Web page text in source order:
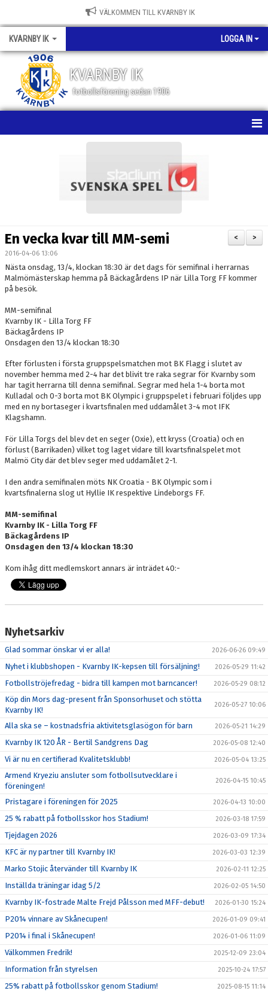
VÄLKOMMEN TILL KVARNBY IK
KVARNBY IK LOGGA IN
KVARNBY IK
fotbollsförening sedan 1906
BILDGALLERI
DOKUMENT
LEDARE
>
<
En vecka kvar till MM-semi
2016-04-06 13:06
Nästa onsdag, 13/4, klockan 18:30 är det dags för semifinal i herrarnas
Malmömästerskap hemma på Bäckagårdens IP när Lilla Torg FF kommer
på besök.
MM-semifinal
Kvarnby IK - Lilla Torg FF
Bäckagårdens IP
Onsdagen den 13/4 klockan 18:30
Efter förlusten i första gruppspelsmatchen mot BK Flagg i slutet av
november hemma med 2-4 har det blivit tre raka segrar för Kvarnby som
har tagit herrarna till denna semifinal. Segrar med hela 1-4 borta mot
Kulladal och 0-3 borta mot BK Olympic i gruppspelet i februari följdes upp
med en ny bortaseger i kvartsfinalen med uddamålet 3-4 mot IFK
Klagshamn.
För Lilla Torgs del blev det en seger (Oxie), ett kryss (Croatia) och en
förlust (Barrikaden) vilket tog laget vidare till kvartsfinalspelet mot
Malmö City där det blev seger med uddamålet 2-1.
I den andra semifinalen möts NK Croatia - BK Olympic som i
kvartsfinalerna slog ut Hyllie IK respektive Lindeborgs FF.
MM-semifinal
Kvarnby IK - Lilla Torg FF
Bäckagårdens IP
Onsdagen den 13/4 klockan 18:30
Kom ihåg ditt medlemskort annars är inträdet 40:-
Nyhetsarkiv
Glad sommar önskar vi er alla! 2026-06-26 09:49
Nyhet i klubbshopen - Kvarnby IK-kepsen till försäljning! 2026-05-29 11:42
Fotbollströjefredag - bidra till kampen mot barncancer! 2026-05-29 08:12
Köp din Mors dag-present från Sponsorhuset och stötta
Kvarnby IK!
2026-05-27 10:06
Alla ska se – kostnadsfria aktivitetsglasögon för barn 2026-05-21 14:29
Kvarnby IK 120 ÅR - Bertil Sandgrens Dag 2026-05-08 12:40
Vi är nu en certifierad Kvalitetsklubb! 2026-05-04 13:25
Armend Kryeziu ansluter som fotbollsutvecklare i
föreningen!
2026-04-15 10:45
Pristagare i föreningen för 2025 2026-04-13 10:00
25 % rabatt på fotbollsskor hos Stadium! 2026-03-18 17:59
Tjejdagen 2026 2026-03-09 17:34
KFC är ny partner till Kvarnby IK! 2026-03-03 12:39
Marko Stojic återvänder till Kvarnby IK 2026-02-11 12:25
Inställda träningar idag 5/2 2026-02-05 14:50
Kvarnby IK-fostrade Malte Frejd Pålsson med MFF-debut! 2026-01-30 15:24
P2014 vinnare av Skånecupen! 2026-01-09 09:41
P2014 i final i Skånecupen! 2026-01-06 11:09
Välkommen Fredrik! 2025-12-09 23:04
Information från styrelsen 2025-10-24 17:57
25% rabatt på fotbollsskor genom Stadium! 2025-08-15 11:14